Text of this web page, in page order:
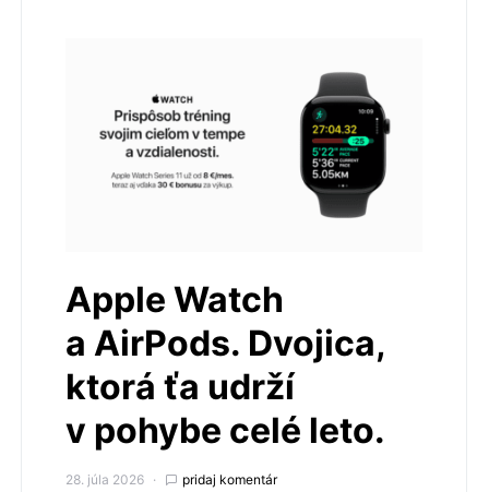
Apple Watch
a AirPods. Dvojica,
ktorá ťa udrží
v pohybe celé leto.
28. júla 2026 pridaj komentár